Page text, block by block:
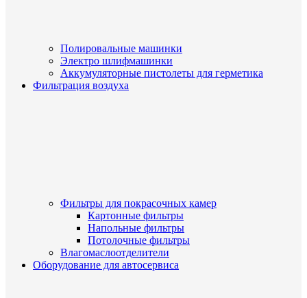
Полировальные машинки
Электро шлифмашинки
Аккумуляторные пистолеты для герметика
Фильтрация воздуха
Фильтры для покрасочных камер
Картонные фильтры
Напольные фильтры
Потолочные фильтры
Влагомаслоотделители
Оборудование для автосервиса